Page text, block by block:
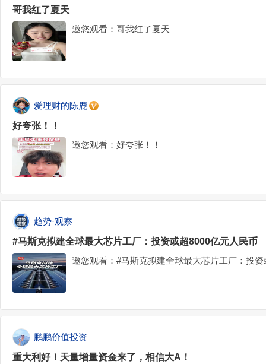
哥我红了夏天
邀您观看：哥我红了夏天
爱理财的陈鹿
好夸张！！
邀您观看：好夸张！！
趋势·观察
#马斯克拟建全球最大芯片工厂：投资或超8000亿元人民币
邀您观看：#马斯克拟建全球最大芯片工厂：投
鹏鹏价值投资
重大利好！天量增量资金来了，相信大A！